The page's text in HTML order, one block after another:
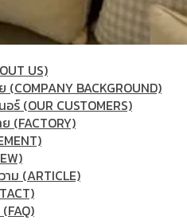
US)
(COMPANY BACKGROUND)
ร์ (OUR CUSTOMERS)
(FACTORY)
ม (ARTICLE)